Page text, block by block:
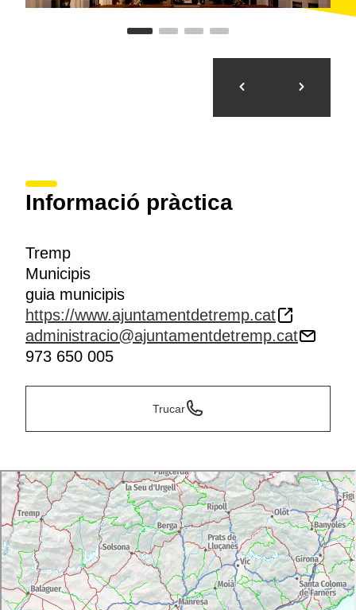
Informació pràctica
Tremp
Municipis
guia municipis
https://www.ajuntamentdetremp.cat
administracio@ajuntamentdetremp.cat
973 650 005
Trucar